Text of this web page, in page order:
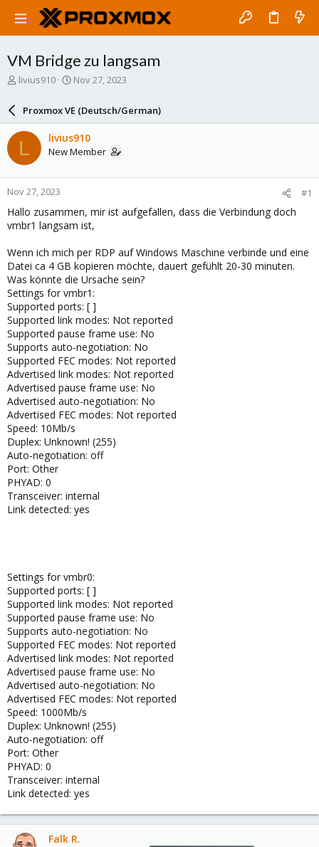
VM Bridge zu langsam
T
a
d
s
t
a
r
t
e
r
livius910
S
a
r
d
a
e
Nov 27, 2023
Proxmox VE (Deutsch/German)
L livius910
New Member
Nov 27, 2023 #1
Hallo zusammen, mir ist aufgefallen, dass die Verbindung doch
vmbr1 langsam ist,
Wenn ich mich per RDP auf Windows Maschine verbinde und eine
Datei ca 4 GB kopieren möchte, dauert gefühlt 20-30 minuten.
Was könnte die Ursache sein?
Settings for vmbr1:
Supported ports: [ ]
Supported link modes: Not reported
Supported pause frame use: No
Supports auto-negotiation: No
Supported FEC modes: Not reported
Advertised link modes: Not reported
Advertised pause frame use: No
Advertised auto-negotiation: No
Advertised FEC modes: Not reported
Speed: 10Mb/s
Duplex: Unknown! (255)
Auto-negotiation: off
Port: Other
PHYAD: 0
Transceiver: internal
Link detected: yes
Settings for vmbr0:
Supported ports: [ ]
Supported link modes: Not reported
Supported pause frame use: No
Supports auto-negotiation: No
Supported FEC modes: Not reported
Advertised link modes: Not reported
Advertised pause frame use: No
Advertised auto-negotiation: No
Advertised FEC modes: Not reported
Speed: 1000Mb/s
Duplex: Unknown! (255)
Auto-negotiation: off
Port: Other
PHYAD: 0
Transceiver: internal
Link detected: yes
Falk R.